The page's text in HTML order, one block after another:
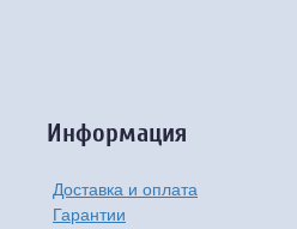
Информация
Доставка и оплата
Гарантии